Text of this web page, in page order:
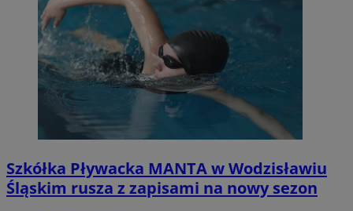
Szkółka Pływacka MANTA w Wodzisławiu
Śląskim rusza z zapisami na nowy sezon